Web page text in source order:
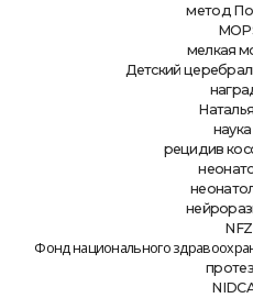
метод
мелкая
Детский
наука
рецидив
NFZ
Фонд национального